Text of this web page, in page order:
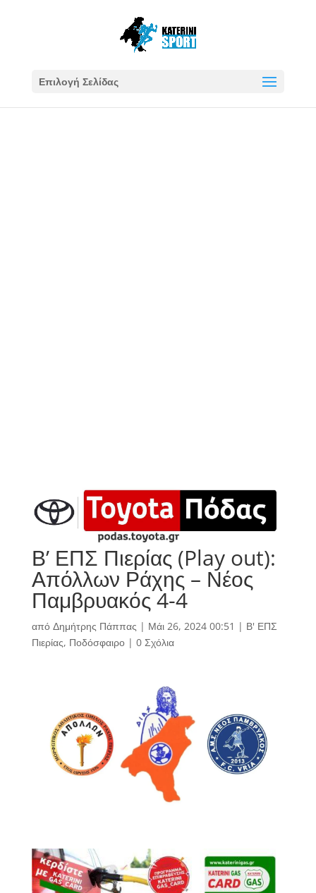
Επιλογή Σελίδας
Β’ ΕΠΣ Πιερίας (Play out):
Απόλλων Ράχης – Νέος
Παμβρυακός 4-4
από Δημήτρης Πάππας | Μάι 26, 2024 00:51 | Β' ΕΠΣ
Πιερίας, Ποδόσφαιρο| 0 Σχόλια